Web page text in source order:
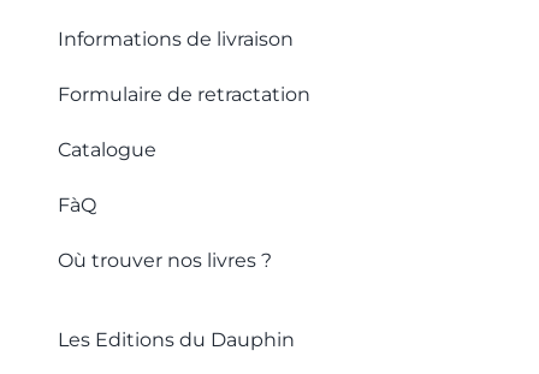
Informations de livraison
Formulaire de retractation
Catalogue
FàQ
Où trouver nos livres ?
Les Editions du Dauphin